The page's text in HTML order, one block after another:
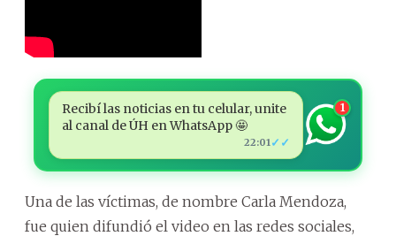
Recibí las noticias en tu celular, unite
al canal de ÚH en WhatsApp 🤩
22:01 ✓✓
1
Una de las víctimas, de nombre Carla Mendoza,
fue quien difundió el video en las redes sociales,